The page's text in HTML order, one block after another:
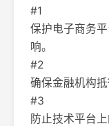
#1
保护电子商务
响。
#2
确保金融机构抵
#3
防止技术平台